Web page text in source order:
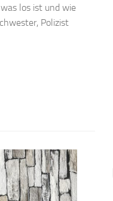
los ist und wie
Polizist